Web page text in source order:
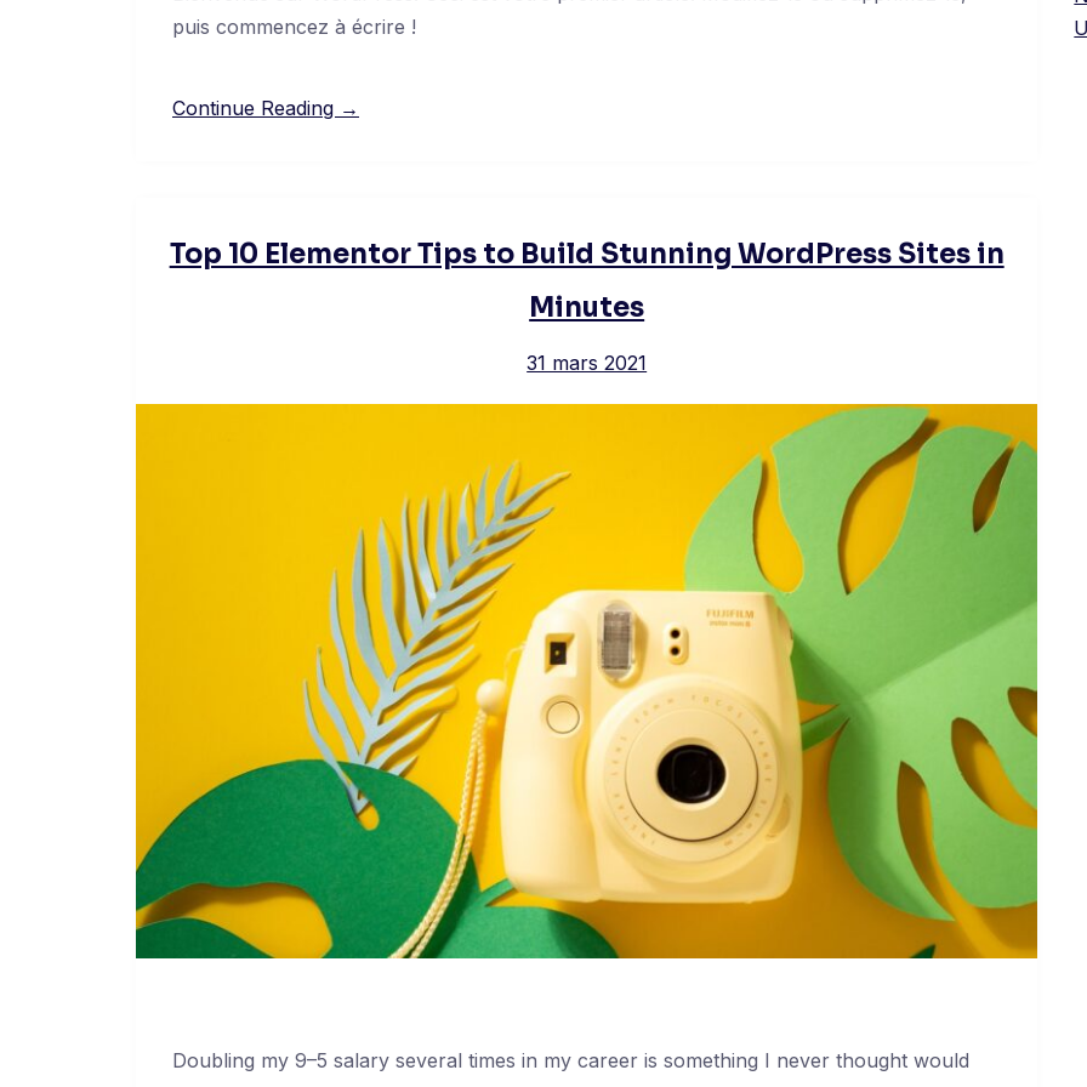
puis commencez à écrire !
Continue Reading →
Top 10 Elementor Tips to Build Stunning WordPress Sites in
Minutes
31 mars 2021
Doubling my 9–5 salary several times in my career is something I never thought would